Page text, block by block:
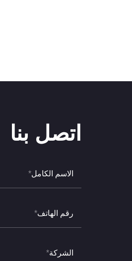
اتصل بنا
الاسم الكامل*
رقم الهاتف*
الشركة*